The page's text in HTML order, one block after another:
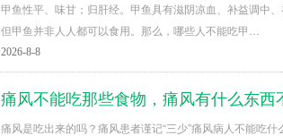
甲鱼性平、味甘；归肝经。甲鱼具有滋阴凉血、补益调中
但甲鱼并非人人都可以食用。那么，哪些人不能吃甲…
2026-8-8
痛风不能吃那些食物，痛风有什么东西
痛风是吃出来的吗？痛风患者谨记“三少”痛风病人不能吃什